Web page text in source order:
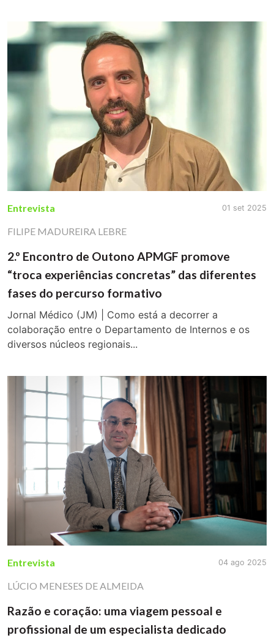
Entrevista 01 set 2025
FILIPE MADUREIRA LEBRE
2.º Encontro de Outono APMGF promove
“troca experiências concretas” das diferentes
fases do percurso formativo
Jornal Médico (JM) | Como está a decorrer a
colaboração entre o Departamento de Internos e os
diversos núcleos regionais...
Entrevista 04 ago 2025
LÚCIO MENESES DE ALMEIDA
Razão e coração: uma viagem pessoal e
profissional de um especialista dedicado